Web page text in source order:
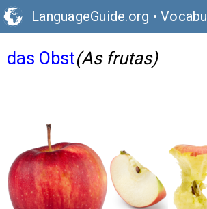
LanguageGuide.org •
das Obst(As frutas)